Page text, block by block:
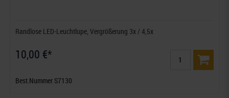
Randlose LED-Leuchtlupe, Vergrößerung 3x / 4,5x
10,00 €*
Best.Nummer S7130